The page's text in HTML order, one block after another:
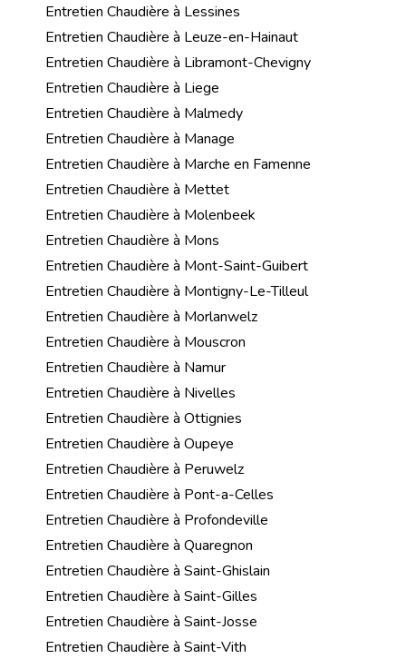
Entretien Chaudière à Lessines
Entretien Chaudière à Leuze-en-Hainaut
Entretien Chaudière à Libramont-Chevigny
Entretien Chaudière à Liege
Entretien Chaudière à Malmedy
Entretien Chaudière à Manage
Entretien Chaudière à Marche en Famenne
Entretien Chaudière à Mettet
Entretien Chaudière à Molenbeek
Entretien Chaudière à Mons
Entretien Chaudière à Mont-Saint-Guibert
Entretien Chaudière à Montigny-Le-Tilleul
Entretien Chaudière à Morlanwelz
Entretien Chaudière à Mouscron
Entretien Chaudière à Namur
Entretien Chaudière à Nivelles
Entretien Chaudière à Ottignies
Entretien Chaudière à Oupeye
Entretien Chaudière à Peruwelz
Entretien Chaudière à Pont-a-Celles
Entretien Chaudière à Profondeville
Entretien Chaudière à Quaregnon
Entretien Chaudière à Saint-Ghislain
Entretien Chaudière à Saint-Gilles
Entretien Chaudière à Saint-Josse
Entretien Chaudière à Saint-Vith